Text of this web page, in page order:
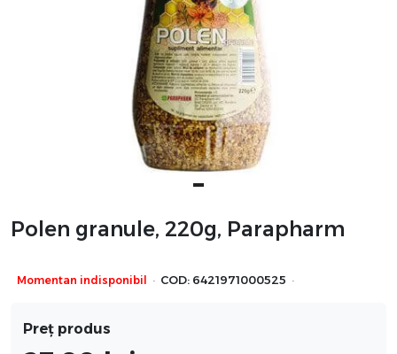
Polen granule, 220g, Parapharm
Momentan indisponibil · COD: 6421971000525 ·
Preț produs